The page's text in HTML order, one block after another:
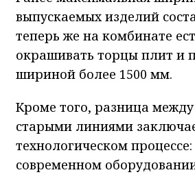
выпускаемых изделий
теперь же на комбинате
окрашивать торцы плит и
шириной более 1500 мм.
Кроме того, разница
старыми линиями
технологическом процессе:
современном